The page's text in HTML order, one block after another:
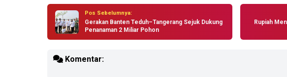
Pos Sebelumnya:
Gerakan Banten Teduh–Tangerang Sejuk Dukung
Penanaman 2 Miliar Pohon
Rupiah
Komentar: